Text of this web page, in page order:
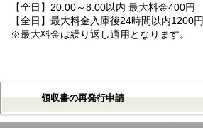
【全日】20:00～8:00以内 最大料金400円
【全日】最大料金入庫後24時間以内1200円
※最大料金は繰り返し適用となります。
領収書の再発行申請